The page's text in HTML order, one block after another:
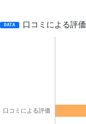
DATA 口コミによる評価